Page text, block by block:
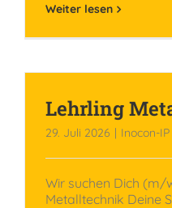
Weiter lesen
Lehrling
29. Juli 2026 | Inocon-IP
Wir suchen Dich
Metalltechnik Deine